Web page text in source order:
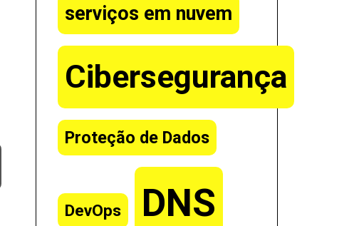
serviços em nuvem
Cibersegurança
Proteção de Dados
DevOps DNS